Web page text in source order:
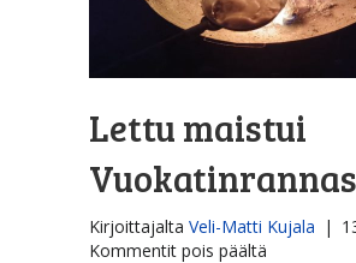
Lettu maistui
Kirjoittajalta Veli-Matti Kujala |
Kommentit pois päältä